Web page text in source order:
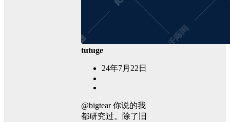
tutuge
24年7月22日
@bigtear 你说的我
都研究过。除了旧